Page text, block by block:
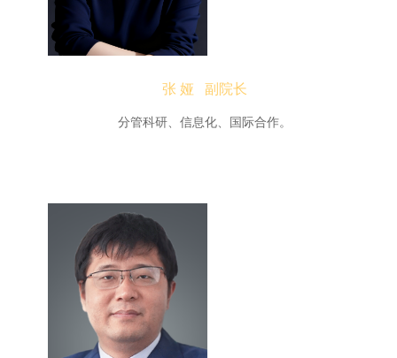
张 娅 副院长
分管科研、信息化、国际合作。